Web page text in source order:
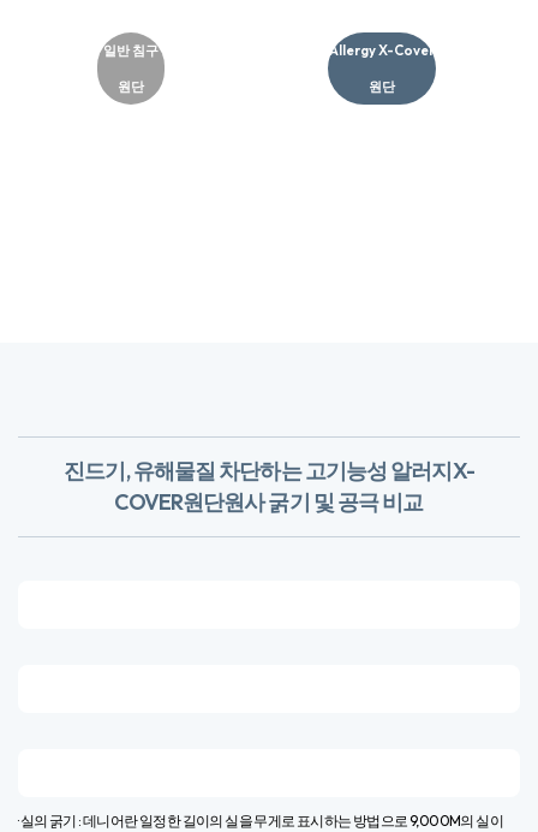
일반 침구
원단
Allergy X-Cover
원단​
진드기, 유해물질 차단하는 고기능성 알러지X-
COVER원단​원사 굵기 및 공극 비교
· 실의 굵기 : 데니어란 일정한 길이의 실을 무게로 표시하는 방법으로 9,000M의 실이